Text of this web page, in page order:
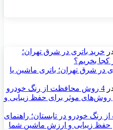
خرید باتری در شرق تهران؛
کجا بخریم؟
در شرق تهران؛ باتری ماشین یا
4 روش محافظت از رنگ خودرو
روش‌های موثر برای حفظ زیبایی و
رنگ خودرو در تابستان؛ راهنمای
زیبایی و ارزش ماشین شما